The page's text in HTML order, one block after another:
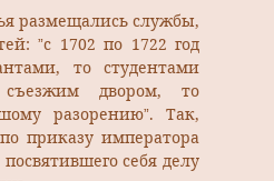
размещались службы,
”с 1702 по 1722 год
то студентами
двором, то
разорению”. Так,
приказу императора
себя делу